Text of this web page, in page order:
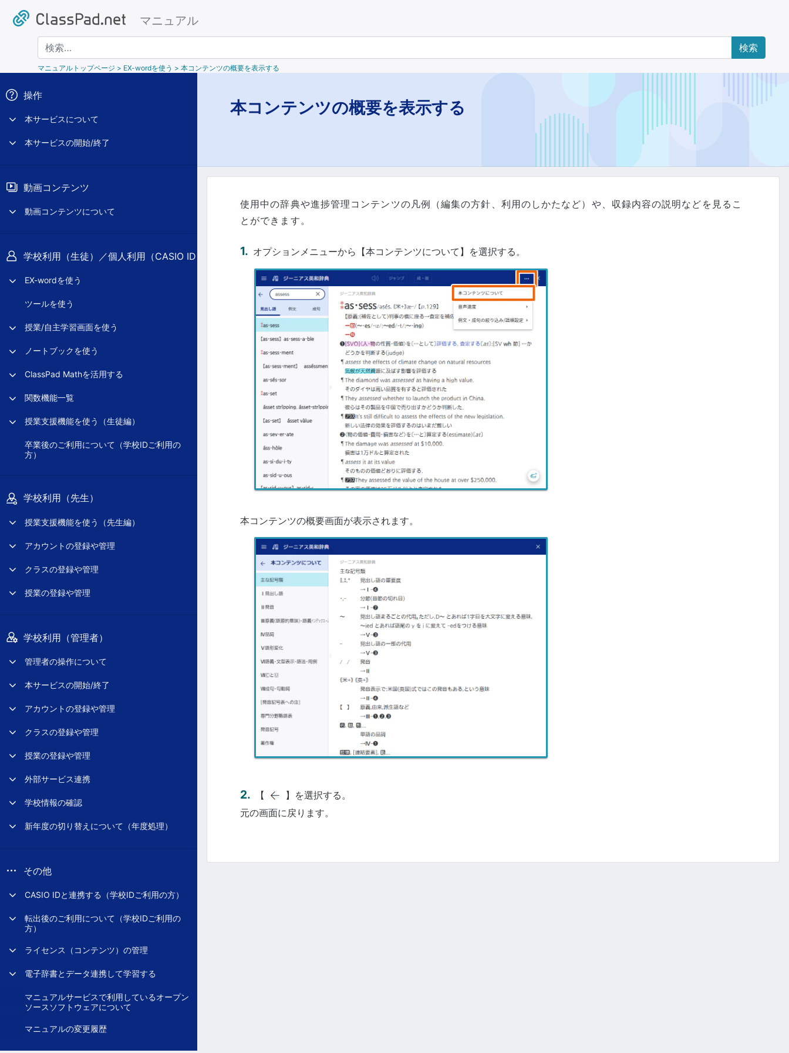
マニュアル
検索
マニュアルトップページ > EX-wordを使う > 本コンテンツの概要を表示する
操作
本サービスについて
本サービスの開始/終了
動画コンテンツ
動画コンテンツについて
学校利用（生徒）／個人利用（CASIO ID）
EX-wordを使う
ツールを使う
授業/自主学習画面を使う
ノートブックを使う
ClassPad Mathを活用する
関数機能一覧
授業支援機能を使う（生徒編）
卒業後のご利用について（学校IDご利用の
方）
学校利用（先生）
授業支援機能を使う（先生編）
アカウントの登録や管理
クラスの登録や管理
授業の登録や管理
学校利用（管理者）
管理者の操作について
本サービスの開始/終了
アカウントの登録や管理
クラスの登録や管理
授業の登録や管理
外部サービス連携
学校情報の確認
新年度の切り替えについて（年度処理）
その他
CASIO IDと連携する（学校IDご利用の方）
転出後のご利用について（学校IDご利用の
方）
ライセンス（コンテンツ）の管理
電子辞書とデータ連携して学習する
マニュアルサービスで利用しているオープン
ソースソフトウェアについて
マニュアルの変更履歴
本コンテンツの概要を表示する
使用中の辞典や進捗管理コンテンツの凡例（編集の方針、利用のしかたなど）や、収録内容の説明などを見るこ
とができます。
オプションメニューから【本コンテンツについて】を選択する。
本コンテンツの概要画面が表示されます。
【
】を選択する。
元の画面に戻ります。